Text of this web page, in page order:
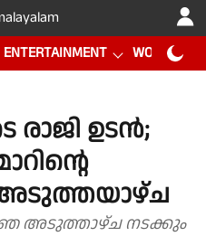
ENTERTAINMENT WORLD CUP
രാജി ഉടന്‍;
അടുത്താഴ്ച നടക്കും